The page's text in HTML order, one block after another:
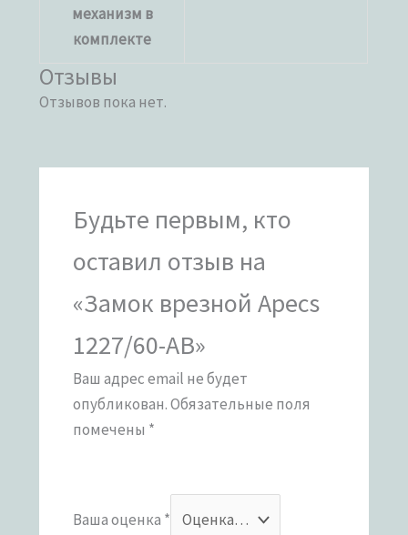
механизм в
комплекте
Отзывы
Отзывов пока нет.
Будьте первым, кто
оставил отзыв на
«Замок врезной Apecs
1227/60-AB»
Ваш адрес email не будет
опубликован.Обязательные поля
помечены *
Ваша оценка *